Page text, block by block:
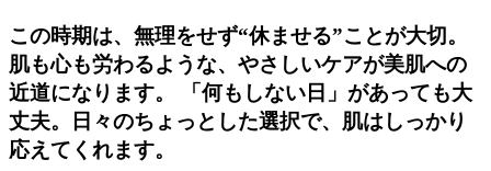
この時期は、無理をせず“休ませる”ことが大切。
肌も心も労わるような、やさしいケアが美肌への
近道になります。 「何もしない日」があっても大
丈夫。日々のちょっとした選択で、肌はしっかり
応えてくれます。